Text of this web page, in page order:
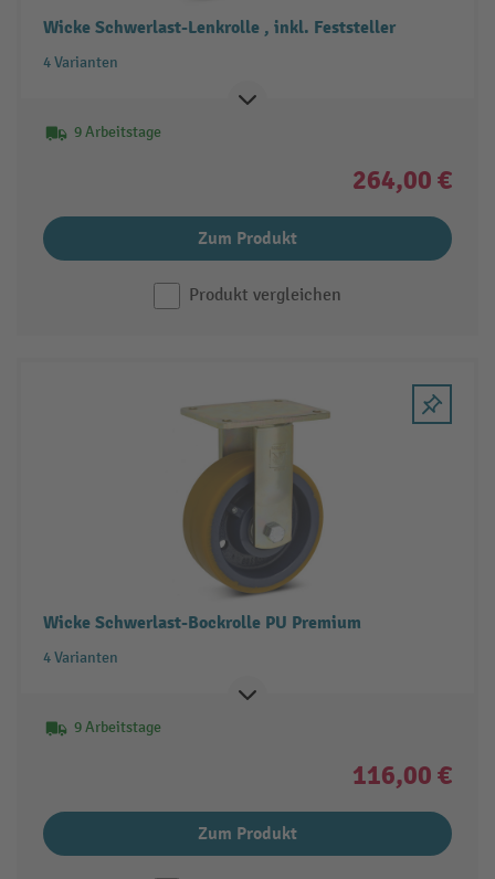
Wicke Schwerlast-Lenkrolle , inkl. Feststeller
4 Varianten
9 Arbeitstage
264,00 €
Zum Produkt
Produkt vergleichen
Wicke Schwerlast-Bockrolle PU Premium
4 Varianten
9 Arbeitstage
116,00 €
Zum Produkt